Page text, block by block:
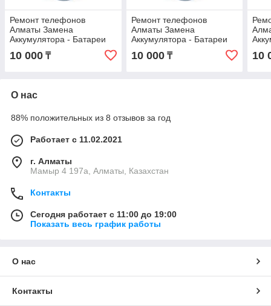
Ремонт телефонов
Алматы Замена
Аккумулятора - Батареи
iPhone 15 Pro Оригинал С
гарантией !
10 000 ₸
Ремонт телефонов
Алматы Замена
Аккумулятора - Батареи
iPhone 15 Оригинал С
гарантией !
10 000₸ 10
О нас
88% положительных из 8 отзывов за год
Работает с 11.02.2021
г. Алматы
Мамыр 4 197а, Алматы, Казахстан
Контакты
Сегодня работает с 11:00 до 19:00
Показать весь график работы
О нас
Контакты